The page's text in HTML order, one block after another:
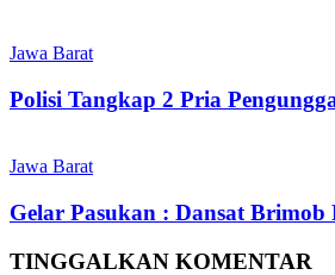
Jawa Barat
Polisi Tangkap 2 Pria
Jawa Barat
Gelar Pasukan : Dansat
TINGGALKAN KOMENTAR